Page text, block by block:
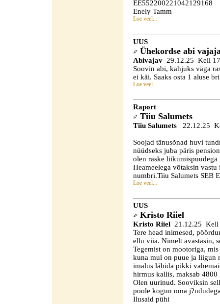
EE552200221042129168
Enely Tamm
Loe veel...
UUS
Ühekordse abi
Abivajav 29.12.25 Kell
Soovin abi, kahjuks väga
ei käi. Saaks osta 1 aluse
Loe veel...
Raport
Tiiu Salumets
Tiiu Salumets 22.12.25
Soojad tänusõnad huvi
nüüdseks juba päris
olen raske
Heameelega võtaksin
numbri.Tiiu Salumets SEB
Loe veel...
UUS
Kristo Riiel
Kristo Riiel 21.12.25 Kell
Tere head inimesed,
ellu viia. Nimelt avastasin,
Tegemist on mootoriga,
kuna mul on puue ja liigun
imalus läbida pikki
hirmus kallis, maksab
Olen uurinud. Sooviksin
poole kogun oma
Ilusaid pühi